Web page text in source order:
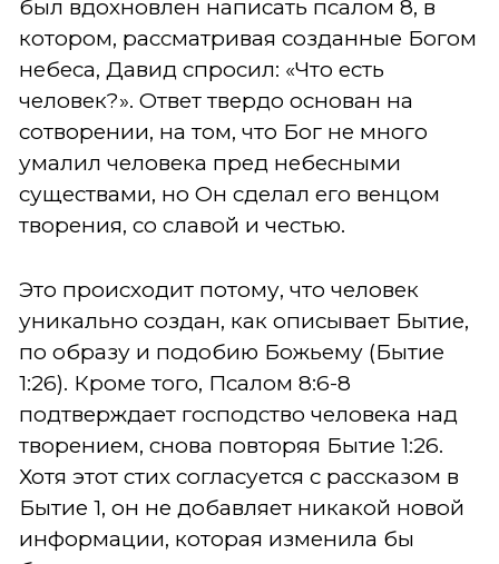
был вдохновлен написать псалом 8, в
котором, рассматривая созданные Богом
небеса, Давид спросил: «Что есть
человек?». Ответ твердо основан на
сотворении, на том, что Бог не много
умалил человека пред небесными
существами, но Он сделал его венцом
творения, со славой и честью.
Это происходит потому, что человек
уникально создан, как описывает Бытие,
по образу и подобию Божьему (Бытие
1:26). Кроме того, Псалом 8:6-8
подтверждает господство человека над
творением, снова повторяя Бытие 1:26.
Хотя этот стих согласуется с рассказом в
Бытие 1, он не добавляет никакой новой
информации, которая изменила бы